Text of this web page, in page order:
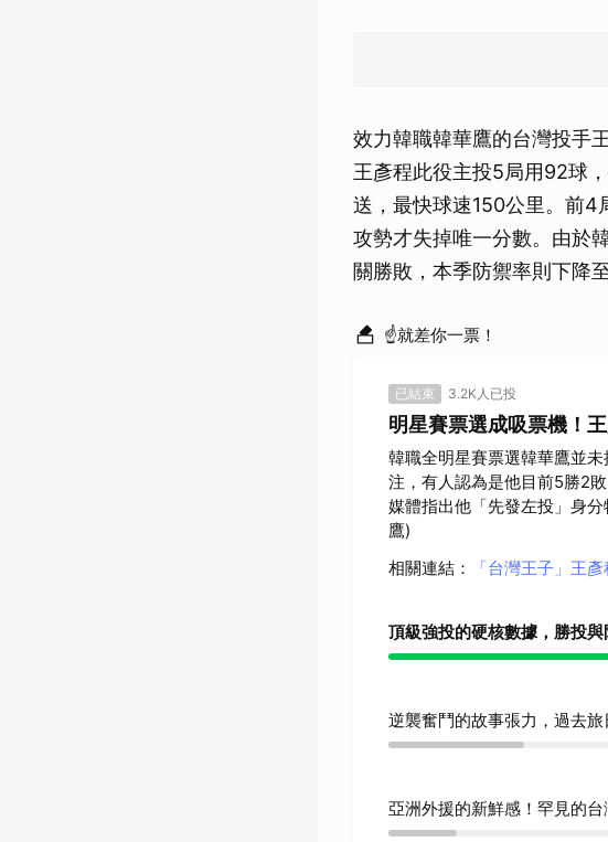
效力韓職韓華鷹的台灣投手
王彥程此役主投5局用92球
送，最快球速150公里。前4
攻勢才失掉唯一分數。由於
關勝敗，本季防禦率則下降至
☝就差你一票！
已結束 3.2K人已投
明星賽票選成吸票機！
韓職全明星賽票選韓華鷹並
注，有人認為是他目前5勝2
媒體指出他「先發左投」身
鷹)
相關連結 ： 「台灣王子」王
頂級強投的硬核數據，勝投與
逆襲奮鬥的故事張力，過去
亞洲外援的新鮮感！罕見的